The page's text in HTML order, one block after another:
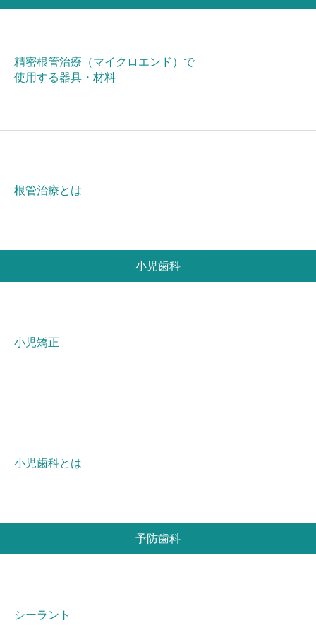
精密根管治療（マイクロエンド）で
使用する器具・材料
根管治療とは
小児歯科
小児矯正
小児歯科とは
予防歯科
シーラント